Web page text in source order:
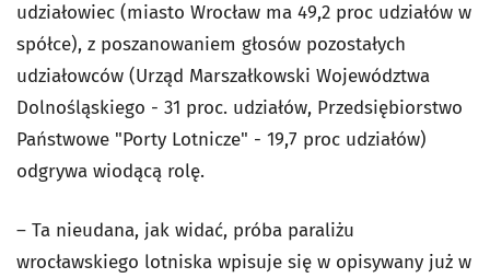
udziałowiec (miasto Wrocław ma 49,2 proc udziałów w
spółce), z poszanowaniem głosów pozostałych
udziałowców (Urząd Marszałkowski Województwa
Dolnośląskiego - 31 proc. udziałów, Przedsiębiorstwo
Państwowe "Porty Lotnicze" - 19,7 proc udziałów)
odgrywa wiodącą rolę.
– Ta nieudana, jak widać, próba paraliżu
wrocławskiego lotniska wpisuje się w opisywany już w